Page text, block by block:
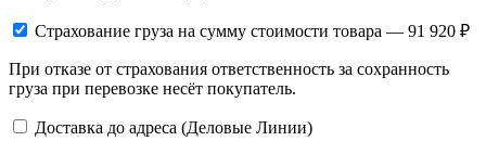
Страхование груза на сумму стоимости товара — 91 920 ₽
При отказе от страхования ответственность за сохранность
груза при перевозке несёт покупатель.
Доставка до адреса (Деловые Линии)